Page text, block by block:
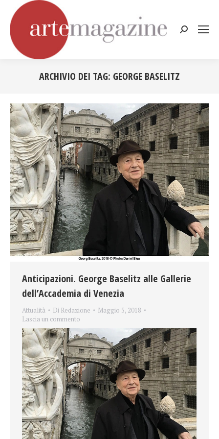
Cerca:
ARCHIVIO DEI TAG: GEORGE BASELITZ
Anticipazioni. George Baselitz alle Gallerie
dell’Accademia di Venezia
Attualità Di Redazione
Maggio 5, 2018
Lascia un commento